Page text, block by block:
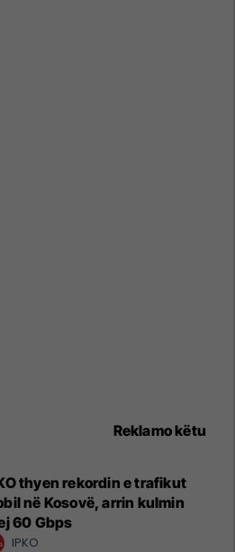
Reklamo këtu
thyen rekordin e trafikut
në Kosovë, arrin kulmin
60 Gbps
IPKO